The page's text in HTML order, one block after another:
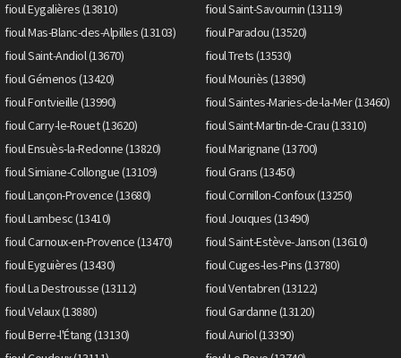
fioul Eygalières (13810)
fioul Saint-Savournin (13119)
fioul Mas-Blanc-des-Alpilles (13103)
fioul Paradou (13520)
fioul Saint-Andiol (13670)
fioul Trets (13530)
fioul Gémenos (13420)
fioul Mouriès (13890)
fioul Fontvieille (13990)
fioul Saintes-Maries-de-la-Mer (13460)
fioul Carry-le-Rouet (13620)
fioul Saint-Martin-de-Crau (13310)
fioul Ensuès-la-Redonne (13820)
fioul Marignane (13700)
fioul Simiane-Collongue (13109)
fioul Grans (13450)
fioul Lançon-Provence (13680)
fioul Cornillon-Confoux (13250)
fioul Lambesc (13410)
fioul Jouques (13490)
fioul Carnoux-en-Provence (13470)
fioul Saint-Estève-Janson (13610)
fioul Eyguières (13430)
fioul Cuges-les-Pins (13780)
fioul La Destrousse (13112)
fioul Ventabren (13122)
fioul Velaux (13880)
fioul Gardanne (13120)
fioul Berre-l'Étang (13130)
fioul Auriol (13390)